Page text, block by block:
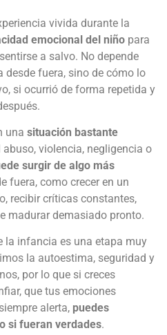
vivida durante la
emocional del niño para
a salvo. No depende
desde fuera, sino de cómo lo
si ocurrió de forma repetida y
una situación bastante
abuso, violencia, negligencia o
surgir de algo más
fuera, como crecer en un
recibir críticas constantes,
madurar demasiado pronto.
la infancia es una etapa muy
la autoestima, seguridad y
por lo que si creces
que tus emociones
alerta, puedes
si fueran verdades.